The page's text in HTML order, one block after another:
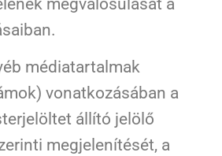
médiatartalmak
vonatkozásában a
állító jelölő
megjelenítését, a